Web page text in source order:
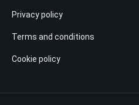
Privacy policy
Terms and conditions
Cookie policy